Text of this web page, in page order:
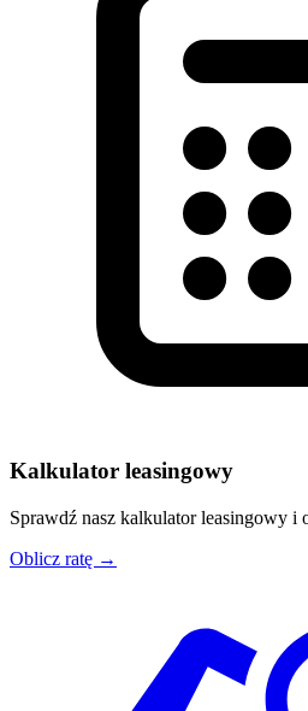
Kalkulator leasingowy
Sprawdź nasz kalkulator leasingowy i
Oblicz ratę →